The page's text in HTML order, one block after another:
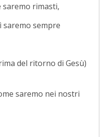
rimasti,
saremo sempre
del ritorno di Gesù)
saremo nei nostri